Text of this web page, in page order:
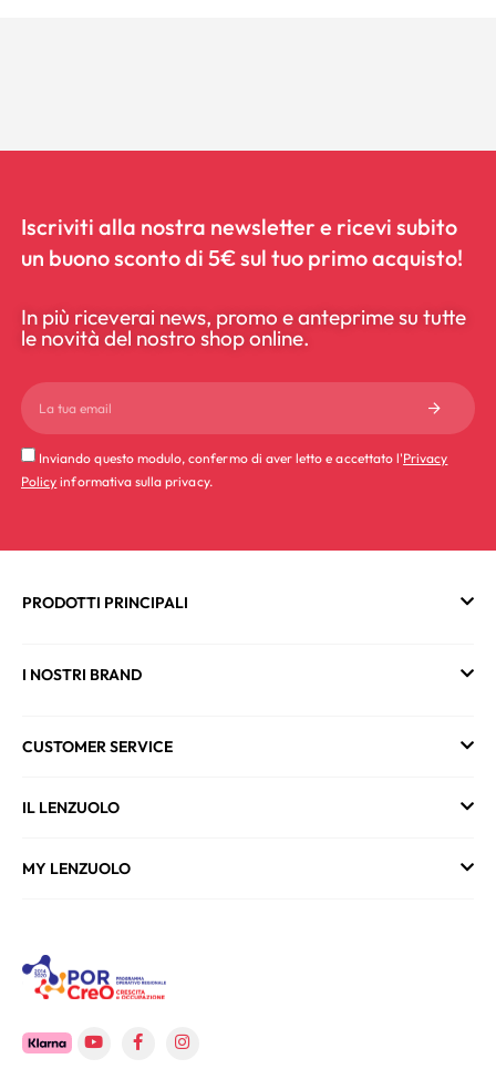
Iscriviti alla nostra newsletter e ricevi subito
un buono sconto di 5€ sul tuo primo acquisto!
In più riceverai news, promo e anteprime su tutte
le novità del nostro shop online.
Inviando questo modulo, confermo di aver letto e accettato l'Privacy
Policy informativa sulla privacy.
PRODOTTI PRINCIPALI
I NOSTRI BRAND
CUSTOMER SERVICE
IL LENZUOLO
MY LENZUOLO